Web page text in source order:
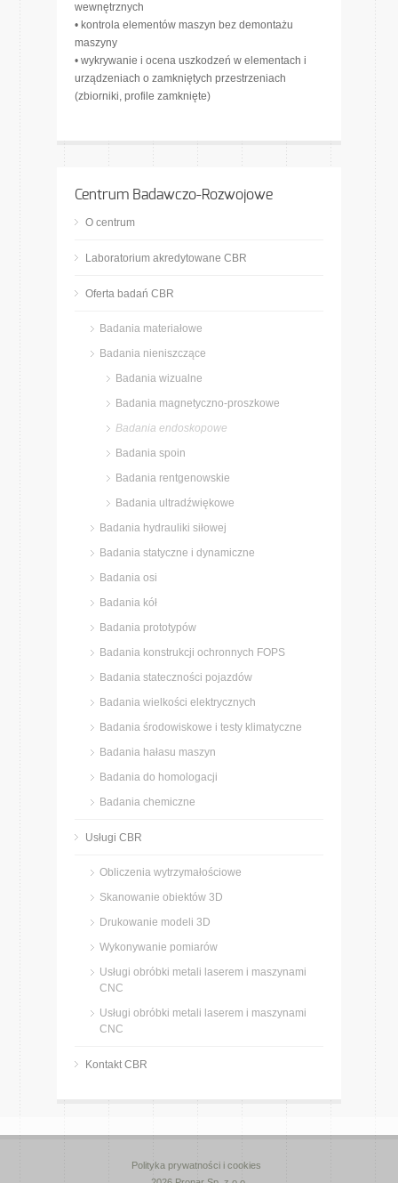
wewnętrznych
• kontrola elementów maszyn bez demontażu
maszyny
• wykrywanie i ocena uszkodzeń w elementach i
urządzeniach o zamkniętych przestrzeniach
(zbiorniki, profile zamknięte)
Centrum Badawczo-Rozwojowe
O centrum
Laboratorium akredytowane CBR
Oferta badań CBR
Badania materiałowe
Badania nieniszczące
Badania wizualne
Badania magnetyczno-proszkowe
Badania endoskopowe
Badania spoin
Badania rentgenowskie
Badania ultradźwiękowe
Badania hydrauliki siłowej
Badania statyczne i dynamiczne
Badania osi
Badania kół
Badania prototypów
Badania konstrukcji ochronnych FOPS
Badania stateczności pojazdów
Badania wielkości elektrycznych
Badania środowiskowe i testy klimatyczne
Badania hałasu maszyn
Badania do homologacji
Badania chemiczne
Usługi CBR
Obliczenia wytrzymałościowe
Skanowanie obiektów 3D
Drukowanie modeli 3D
Wykonywanie pomiarów
Usługi obróbki metali laserem i maszynami
CNC
Usługi obróbki metali laserem i maszynami
CNC
Kontakt CBR
Polityka prywatności i cookies